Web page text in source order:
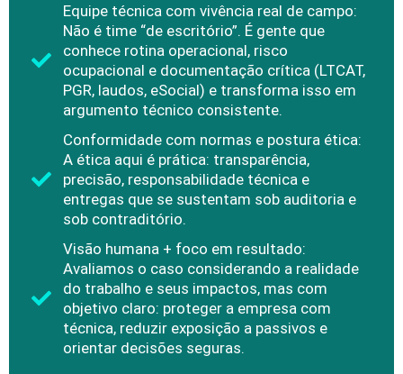
Equipe técnica com vivência real de campo:
Não é time “de escritório”. É gente que
conhece rotina operacional, risco
ocupacional e documentação crítica (LTCAT,
PGR, laudos, eSocial) e transforma isso em
argumento técnico consistente.
Conformidade com normas e postura ética:
A ética aqui é prática: transparência,
precisão, responsabilidade técnica e
entregas que se sustentam sob auditoria e
sob contraditório.
Visão humana + foco em resultado:
Avaliamos o caso considerando a realidade
do trabalho e seus impactos, mas com
objetivo claro: proteger a empresa com
técnica, reduzir exposição a passivos e
orientar decisões seguras.